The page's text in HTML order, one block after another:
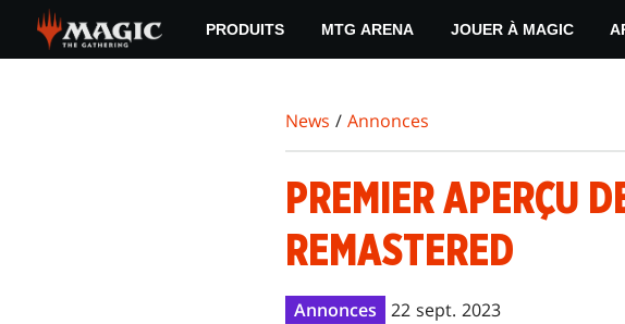
main
PRODUITS MTG ARENA JOUER À MAGIC
News / Annonces
PREMIER APERÇU
REMASTERED
Annonces 22 sept. 2023